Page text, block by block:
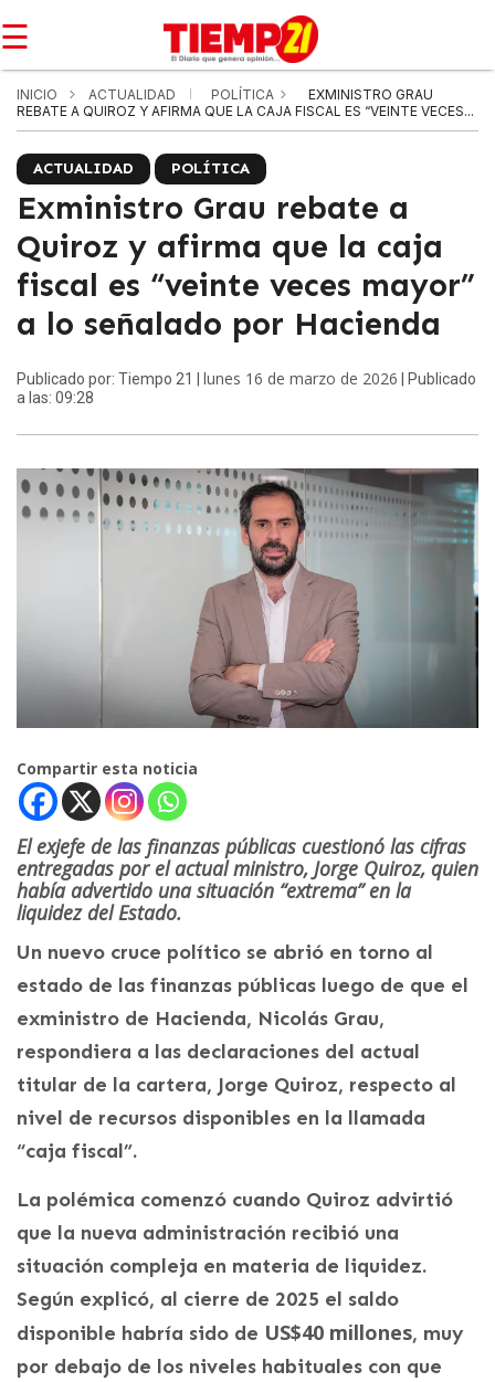
☰
INICIO ACTUALIDAD POLÍTICA
EXMINISTRO GRAU
REBATE A QUIROZ Y AFIRMA QUE LA CAJA FISCAL ES “VEINTE VECES...
ACTUALIDAD POLÍTICA
Exministro Grau rebate a
Quiroz y afirma que la caja
fiscal es “veinte veces mayor”
a lo señalado por Hacienda
Publicado por: Tiempo 21 | lunes 16 de marzo de 2026 | Publicado
a las: 09:28
Compartir esta noticia
El exjefe de las finanzas públicas cuestionó las cifras
entregadas por el actual ministro, Jorge Quiroz, quien
había advertido una situación “extrema” en la
liquidez del Estado.
Un nuevo cruce político se abrió en torno al
estado de las finanzas públicas luego de que el
exministro de Hacienda, Nicolás Grau,
respondiera a las declaraciones del actual
titular de la cartera, Jorge Quiroz, respecto al
nivel de recursos disponibles en la llamada
“caja fiscal”.
La polémica comenzó cuando Quiroz advirtió
que la nueva administración recibió una
situación compleja en materia de liquidez.
Según explicó, al cierre de 2025 el saldo
disponible habría sido de US$40 millones, muy
por debajo de los niveles habituales con que